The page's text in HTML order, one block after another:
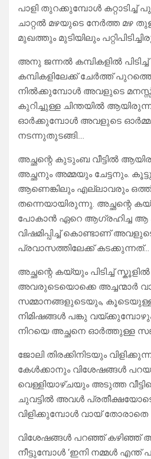
പാളി തുറക്കുമ്പോൾ
ചാറ്റൽ മഴയുടെ നേർത്ത മഴ
മുഖത്തും മുടിയിലും
അനു ജന്നൽ കമ്പികളിൽ
കമ്പികളിലേക്ക് ചേർത്ത്
നിൽക്കുമ്പോൾ അവളുടെ
കുറിച്ചുള്ള ചിന്തയിൽ
ഓർക്കുമ്പോൾ അവളുടെ
നടന്നുതുടങ്ങി….
അച്ഛന്റെ കുടുംബ വീട്ടിൽ
അച്ഛനും അമ്മയും ചേട്ടനും.
ആണെങ്കിലും എല്ലാവരും
തന്നെയായിരുന്നു. അച്ഛന്റെ
പോകാൻ ഏറെ ആഗ്രഹിച്ച ആ
വിഷമിപ്പിച്ച് കൊണ്ടാണ്
പ്രവാസത്തിലേക്ക് കടക്കുന്നത്…
അച്ഛന്റെ കയ്യും പിടിച്ച്
അവരുടെയൊക്കെ അച്ചന്മാർ
സമ്മാനങ്ങളുടെയും,
നിമിഷങ്ങൾ പങ്കു
നിറയെ അച്ഛനെ ഓർത്തുള്ള
ജോലി തിരക്കിനിടയും
കേൾക്കാനും വിശേഷങ്ങൾ
വെള്ളിയാഴ്ചയും അടുത്ത
ചുവട്ടിൽ അവൾ
വിളിക്കുമ്പോൾ വായ് തോരാതെ
വിശേഷങ്ങൾ പറഞ്ഞ്
നീട്ടുമ്പോൾ ‘ഇനി നമ്മൾ